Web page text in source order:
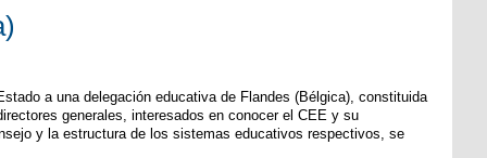
a una delegación educativa de Flandes (Bélgica), constituida
generales, interesados en conocer el CEE y su
y la estructura de los sistemas educativos respectivos, se